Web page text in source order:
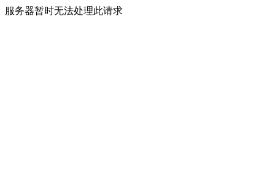
服务器暂时无法处理此请求